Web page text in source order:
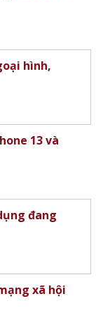
hình,
13 và
đang
xã hội